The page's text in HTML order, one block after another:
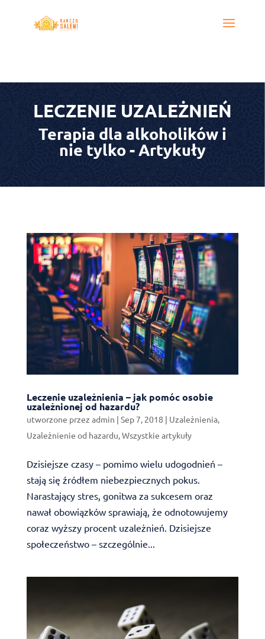
LECZENIE UZALEŻNIEŃ
Terapia dla alkoholików i
nie tylko - Artykuły
Leczenie uzależnienia – jak pomóc osobie
uzależnionej od hazardu?
utworzone przez admin | Sep 7, 2018 | Uzależnienia,
Uzależnienie od hazardu,Wszystkie artykuły
Dzisiejsze czasy – pomimo wielu udogodnień –
stają się źródłem niebezpiecznych pokus.
Narastający stres, gonitwa za sukcesem oraz
nawał obowiązków sprawiają, że odnotowujemy
coraz wyższy procent uzależnień. Dzisiejsze
społeczeństwo – szczególnie...